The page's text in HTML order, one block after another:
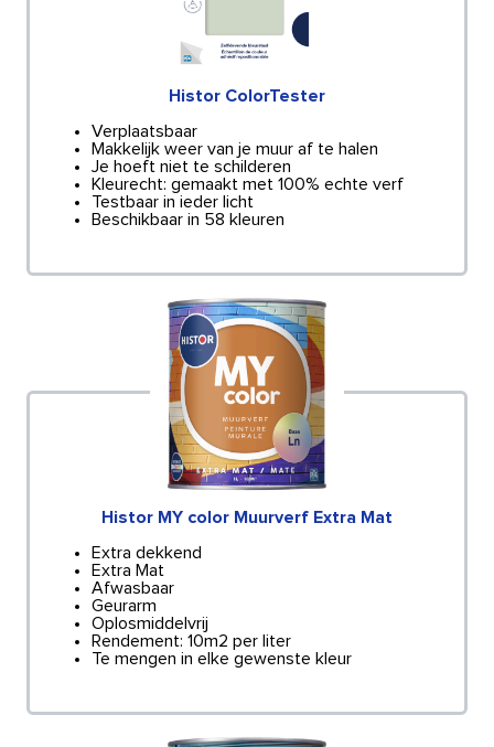
Histor ColorTester
Verplaatsbaar
Makkelijk weer van je muur af te halen
Je hoeft niet te schilderen
Kleurecht: gemaakt met 100% echte verf
Testbaar in ieder licht
Beschikbaar in 58 kleuren
Histor MY color Muurverf Extra Mat
Extra dekkend
Extra Mat
Afwasbaar
Geurarm
Oplosmiddelvrij
Rendement: 10m2 per liter
Te mengen in elke gewenste kleur